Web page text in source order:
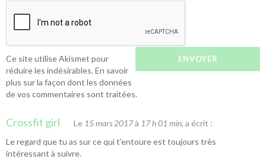
Ce site utilise Akismet pour
réduire les indésirables. En savoir
plus sur la façon dont les données
de vos commentaires sont traitées.
Crossfit girl Le 15 mars 2017à 17 h 01 min, a écrit :
Le regard que tu as sur ce qui t’entoure est toujours très
intéressant à suivre.